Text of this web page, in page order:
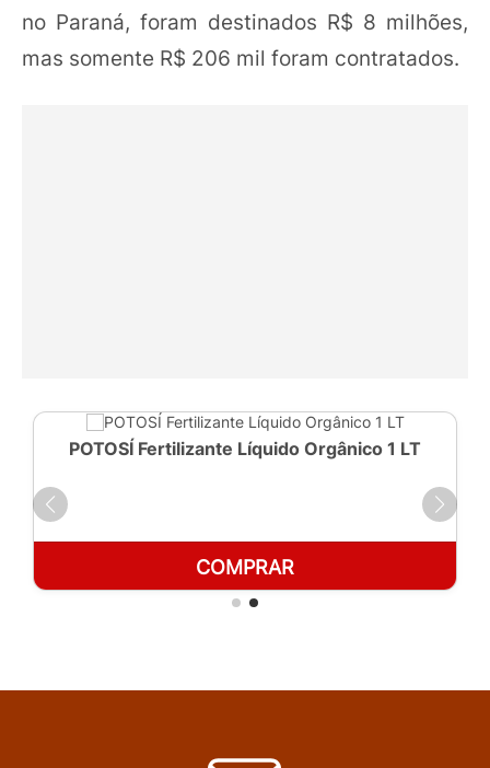
no Paraná, foram destinados R$ 8 milhões,
mas somente R$ 206 mil foram contratados.
POTOSÍ Fertilizante Líquido Orgânico 1 LT
COMPRAR